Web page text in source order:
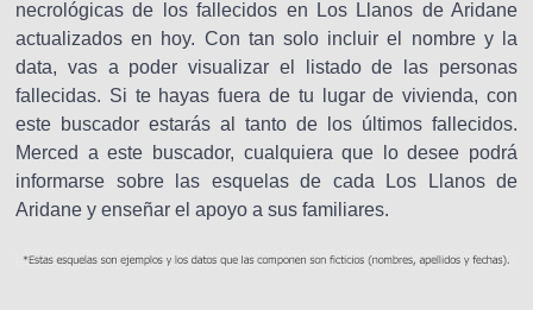
necrológicas de los fallecidos en Los Llanos de Aridane
actualizados en hoy. Con tan solo incluir el nombre y la
data, vas a poder visualizar el listado de las personas
fallecidas. Si te hayas fuera de tu lugar de vivienda, con
este buscador estarás al tanto de los últimos fallecidos.
Merced a este buscador, cualquiera que lo desee podrá
informarse sobre las esquelas de cada Los Llanos de
Aridane y enseñar el apoyo a sus familiares.